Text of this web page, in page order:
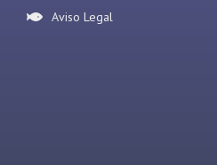
Aviso Legal